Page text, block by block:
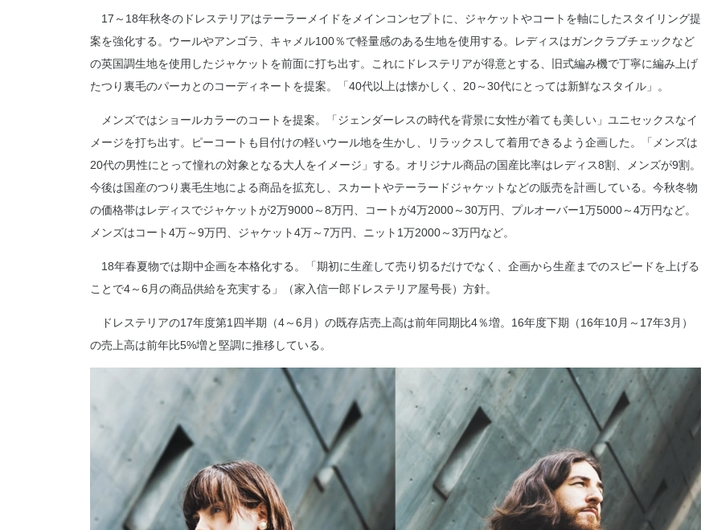
17～18年秋冬のドレステリアはテーラーメイドをメインコンセプトに、ジャケットやコートを軸にしたスタイリング提
案を強化する。ウールやアンゴラ、キャメル100％で軽量感のある生地を使用する。レディスはガンクラブチェックなど
の英国調生地を使用したジャケットを前面に打ち出す。これにドレステリアが得意とする、旧式編み機で丁寧に編み上げ
たつり裏毛のパーカとのコーディネートを提案。「40代以上は懐かしく、20～30代にとっては新鮮なスタイル」。
メンズではショールカラーのコートを提案。「ジェンダーレスの時代を背景に女性が着ても美しい」ユニセックスなイ
メージを打ち出す。ピーコートも目付けの軽いウール地を生かし、リラックスして着用できるよう企画した。「メンズは
20代の男性にとって憧れの対象となる大人をイメージ」する。オリジナル商品の国産比率はレディス8割、メンズが9割。
今後は国産のつり裏毛生地による商品を拡充し、スカートやテーラードジャケットなどの販売を計画している。今秋冬物
の価格帯はレディスでジャケットが2万9000～8万円、コートが4万2000～30万円、プルオーバー1万5000～4万円など。
メンズはコート4万～9万円、ジャケット4万～7万円、ニット1万2000～3万円など。
18年春夏物では期中企画を本格化する。「期初に生産して売り切るだけでなく、企画から生産までのスピードを上げる
ことで4～6月の商品供給を充実する」（家入信一郎ドレステリア屋号長）方針。
ドレステリアの17年度第1四半期（4～6月）の既存店売上高は前年同期比4％増。16年度下期（16年10月～17年3月）
の売上高は前年比5%増と堅調に推移している。